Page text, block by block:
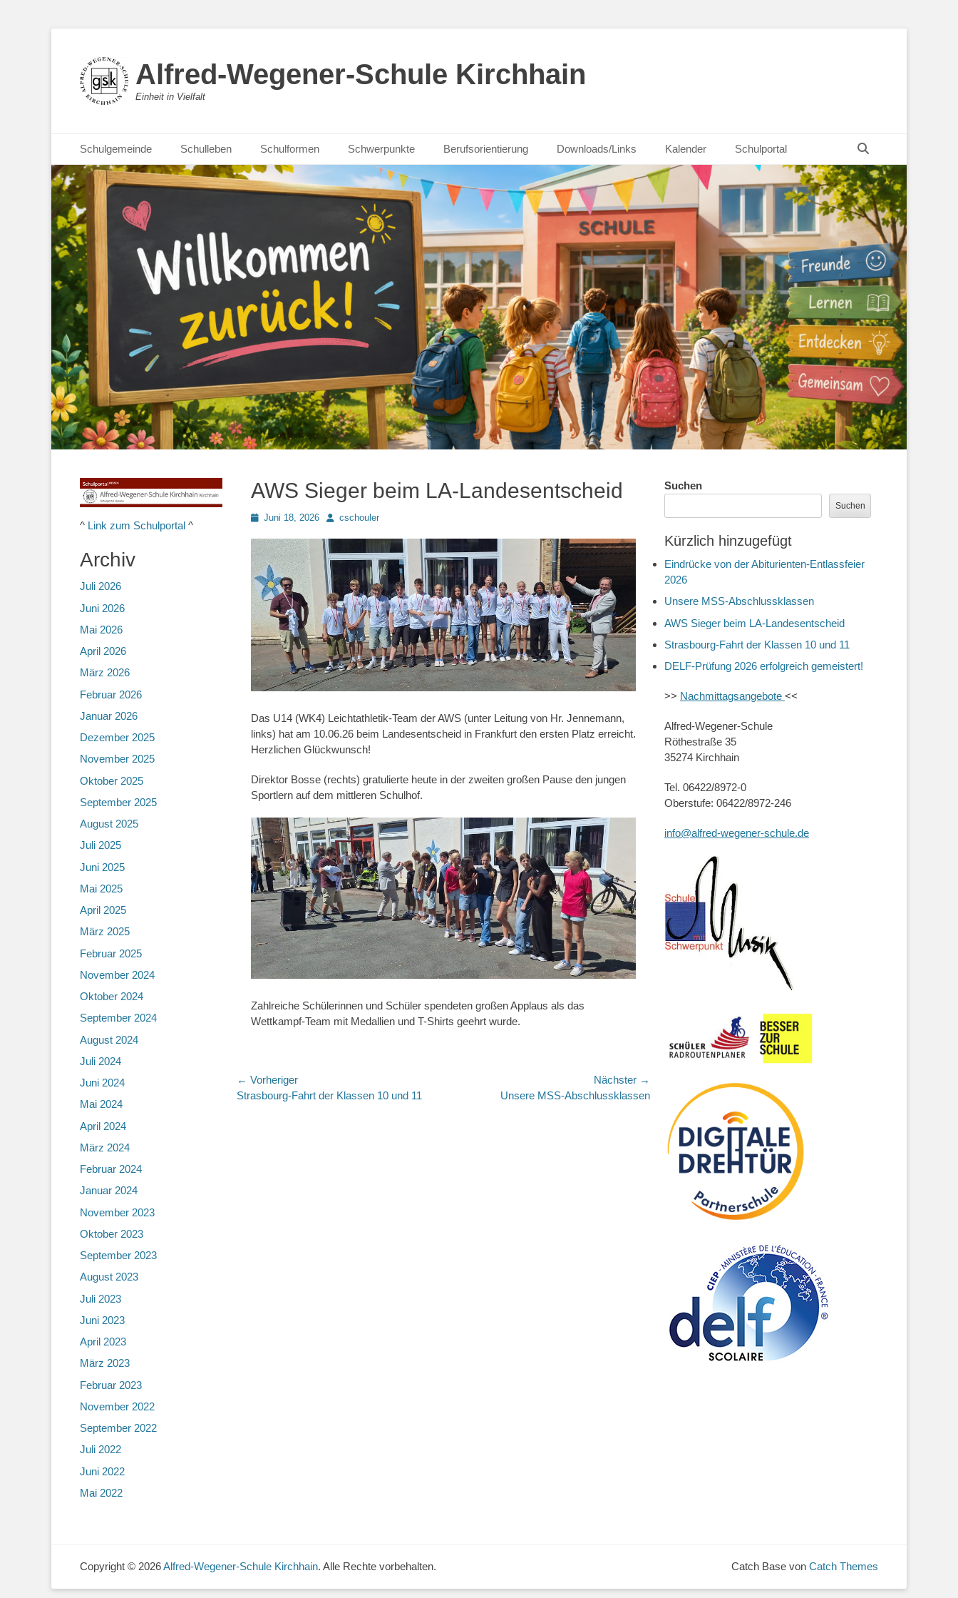
Alfred-Wegener-Schule Kirchhain
Einheit in Vielfalt
Primäres Menü
Inhalt
springen
Schulgemeinde Schulleben Schulformen Schwerpunkte Berufsorientierung Downloads/Links Kalender Schulportal
AWS Sieger beim LA-Landesentscheid
PostedJuni 18, 2026 Autorcschouler
Das U14 (WK4) Leichtathletik-Team der AWS (unter Leitung von Hr. Jennemann,
links) hat am 10.06.26 beim Landesentscheid in Frankfurt den ersten Platz erreicht.
Herzlichen Glückwunsch!
Direktor Bosse (rechts) gratulierte heute in der zweiten großen Pause den jungen
Sportlern auf dem mittleren Schulhof.
Zahlreiche Schülerinnen und Schüler spendeten großen Applaus als das
Wettkampf-Team mit Medallien und T-Shirts geehrt wurde.
Beitragsnavigation
← Vorheriger
Vorheriger
Strasbourg-Fahrt der Klassen 10 und 11
Nächster →
Unsere MSS-Abschlussklassen
Suchen
Suchen
Kürzlich hinzugefügt
Eindrücke von der Abiturienten-Entlassfeier
2026
Unsere MSS-Abschlussklassen
AWS Sieger beim LA-Landesentscheid
Strasbourg-Fahrt der Klassen 10 und 11
DELF-Prüfung 2026 erfolgreich gemeistert!
>> Nachmittagsangebote <<
Alfred-Wegener-Schule
Röthestraße 35
35274 Kirchhain
Tel. 06422/8972-0
Oberstufe: 06422/8972-246
info@alfred-wegener-schule.de
^ Link zum Schulportal ^
Archiv
Juli 2026
Juni 2026
Mai 2026
April 2026
März 2026
Februar 2026
Januar 2026
Dezember 2025
November 2025
Oktober 2025
September 2025
August 2025
Juli 2025
Juni 2025
Mai 2025
April 2025
März 2025
Februar 2025
November 2024
Oktober 2024
September 2024
August 2024
Juli 2024
Juni 2024
Mai 2024
April 2024
März 2024
Februar 2024
Januar 2024
November 2023
Oktober 2023
September 2023
August 2023
Juli 2023
Juni 2023
April 2023
März 2023
Februar 2023
November 2022
September 2022
Juli 2022
Juni 2022
Mai 2022
Copyright © 2026Alfred-Wegener-Schule Kirchhain. Alle Rechte vorbehalten. Catch Base von Catch Themes